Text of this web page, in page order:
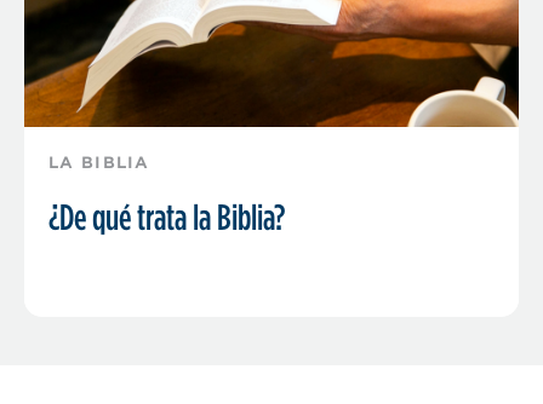
LA BIBLIA
¿De qué trata la Biblia?